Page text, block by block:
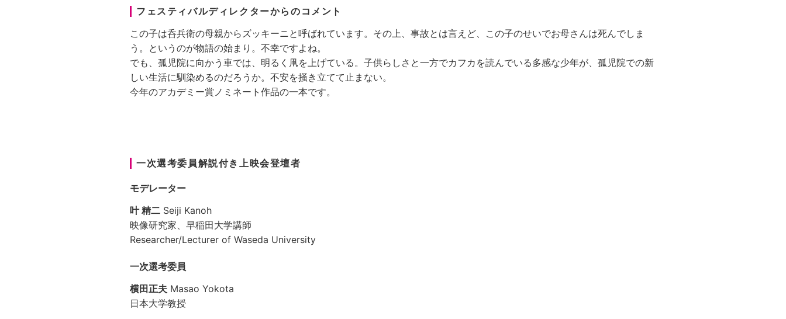
フェスティバルディレクターからのコメント
この子は呑兵衛の母親からズッキーニと呼ばれています。その上、事故とは言えど、この子のせいでお母さんは死んでしま
う。というのが物語の始まり。不幸ですよね。
でも、孤児院に向かう車では、明るく凧を上げている。子供らしさと一方でカフカを読んでいる多感な少年が、孤児院での新
しい生活に馴染めるのだろうか。不安を掻き立てて止まない。
今年のアカデミー賞ノミネート作品の一本です。
一次選考委員解説付き上映会登壇者
モデレーター
叶 精二 Seiji Kanoh
映像研究家、早稲田大学講師
Researcher/Lecturer of Waseda University
一次選考委員
横田正夫 Masao Yokota
日本大学教授